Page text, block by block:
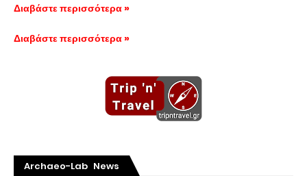
Διαβάστε περισσότερα »
Διαβάστε περισσότερα »
Archaeo-Lab News